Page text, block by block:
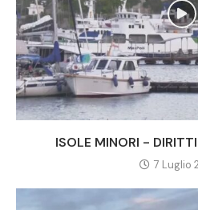
ISOLE MINORI -
7 Luglio